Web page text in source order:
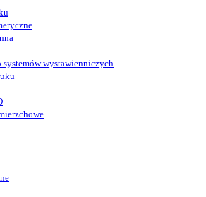
systemów wystawienniczych